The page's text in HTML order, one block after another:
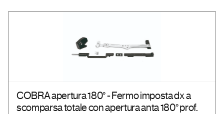
COBRA apertura 180° - Fermo imposta dx a
scomparsa totale con apertura anta 180° prof.